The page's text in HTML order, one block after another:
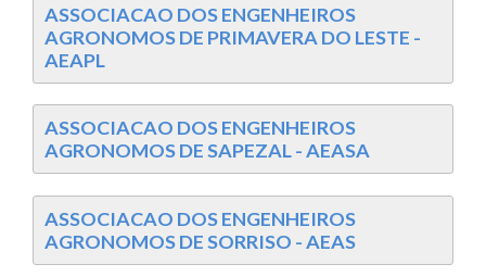
ASSOCIACAO DOS ENGENHEIROS
AGRONOMOS DE PRIMAVERA DO LESTE -
AEAPL
ASSOCIACAO DOS ENGENHEIROS
AGRONOMOS DE SAPEZAL - AEASA
ASSOCIACAO DOS ENGENHEIROS
AGRONOMOS DE SORRISO - AEAS